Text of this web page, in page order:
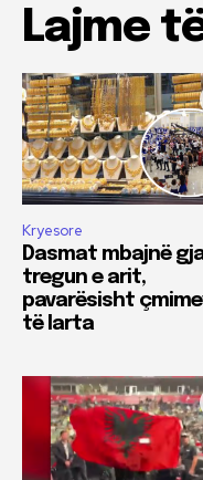
Lajme
Kryesore
Dasmat mbajnë
tregun e arit,
pavarësisht
të larta